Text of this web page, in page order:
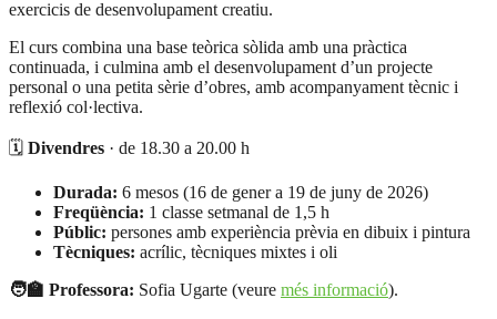
exercicis de desenvolupament creatiu.
El curs combina una base teòrica sòlida amb una pràctica
continuada, i culmina amb el desenvolupament d’un projecte
personal o una petita sèrie d’obres, amb acompanyament tècnic i
reflexió col·lectiva.
🗓️ Divendres · de 18.30 a 20.00 h
Durada: 6 mesos (16 de gener a 19 de juny de 2026)
Freqüència: 1 classe setmanal de 1,5 h
Públic: persones amb experiència prèvia en dibuix i pintura
Tècniques: acrílic, tècniques mixtes i oli
🧑‍🏫 Professora: Sofia Ugarte (veure més informació).